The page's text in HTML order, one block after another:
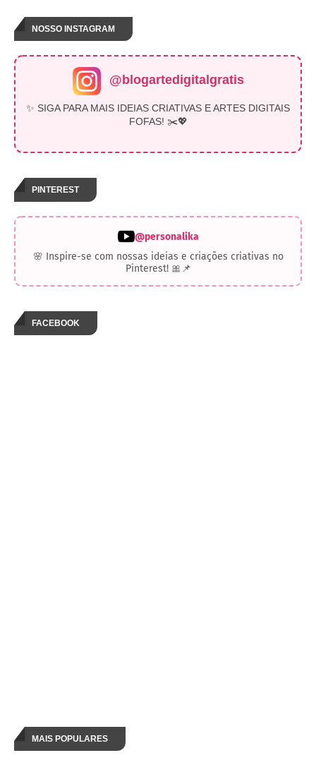
NOSSO INSTAGRAM
@blogartedigitalgratis
✨ SIGA PARA MAIS IDEIAS CRIATIVAS E ARTES DIGITAIS
FOFAS! ✂️💖
PINTEREST
@personalika
🌸 Inspire-se com nossas ideias e criações criativas no
Pinterest! 🎀📌
FACEBOOK
MAIS POPULARES